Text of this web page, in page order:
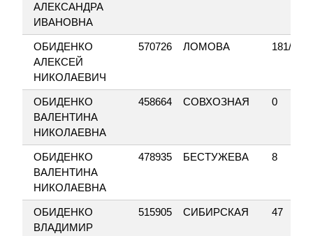
АЛЕКСАНДРА
ИВАНОВНА
ОБИДЕНКО
АЛЕКСЕЙ
НИКОЛАЕВИЧ
570726 ЛОМОВА 181/7
ОБИДЕНКО
ВАЛЕНТИНА
НИКОЛАЕВНА
458664 СОВХОЗНАЯ 0
ОБИДЕНКО
ВАЛЕНТИНА
НИКОЛАЕВНА
478935 БЕСТУЖЕВА 8
ОБИДЕНКО
ВЛАДИМИР
515905 СИБИРСКАЯ 47